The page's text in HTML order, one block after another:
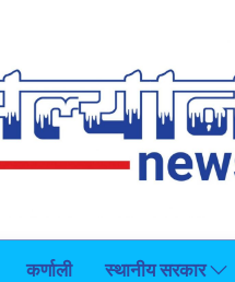
कर्णाली स्थानीय सरकार